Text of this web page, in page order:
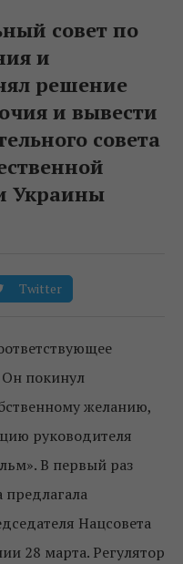
совет по
и
решение
и вывести
совета
Украины
Twitter
Он покинул
желанию,
руководителя
В первый раз
Нацсовета
28 марта. Регулятор